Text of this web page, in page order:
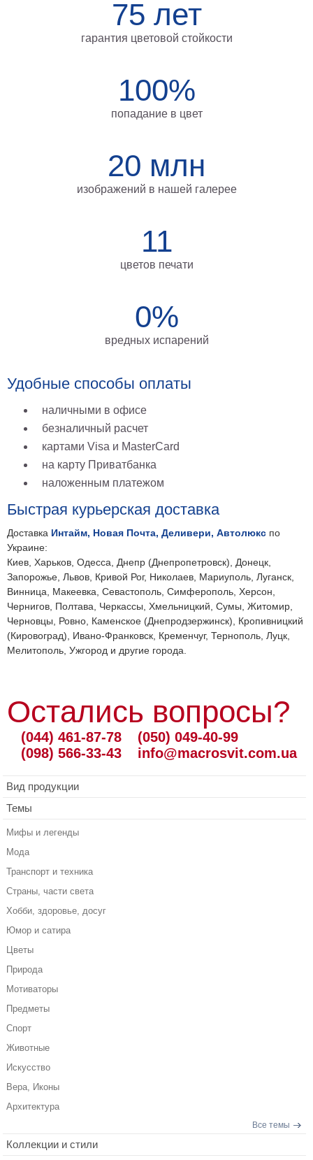
размеров
Наши
75 лет
гарантия цветовой стойкости
100%
попадание в цвет
20 млн
изображений в нашей галерее
11
цветов печати
0%
вредных испарений
Удобные способы оплаты
наличными в офисе
безналичный расчет
картами Visa и MasterCard
на карту Приватбанка
наложенным платежом
Быстрая курьерская доставка
Доставка Интайм, Новая Почта, Деливери, Автолюкс по
Украине:
Киев, Харьков, Одесса, Днепр (Днепропетровск), Донецк,
Запорожье, Львов, Кривой Рог, Николаев, Мариуполь, Луганск,
Винница, Макеевка, Севастополь, Симферополь, Херсон,
Чернигов, Полтава, Черкассы, Хмельницкий, Сумы, Житомир,
Черновцы, Ровно, Каменское (Днепродзержинск), Кропивницкий
(Кировоград), Ивано-Франковск, Кременчуг, Тернополь, Луцк,
Мелитополь, Ужгород и другие города.
Остались вопросы?
(044) 461-87-78
(098) 566-33-43
(050) 049-40-99
info@macrosvit.com.ua
Вид продукции
Темы
Мифы и легенды
Мода
Транспорт и техника
Страны, части света
Хобби, здоровье, досуг
Юмор и сатира
Цветы
Природа
Мотиваторы
Предметы
Спорт
Животные
Искусство
Вера, Иконы
Архитектура
Все темы
Коллекции и стили